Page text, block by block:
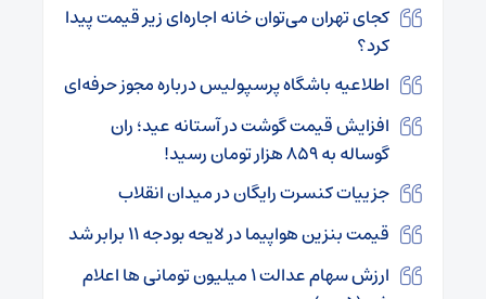
کجای تهران می‌توان خانه اجاره‌ای زیر قیمت پیدا
کرد؟
اطلاعیه باشگاه پرسپولیس درباره مجوز حرفه‌ای
افزایش قیمت گوشت در آستانه عید؛ ران
گوساله به ۸۵۹ هزار تومان رسید!
جزییات کنسرت رایگان در میدان انقلاب
قیمت بنزین هواپیما در لایحه بودجه ۱۱ برابر شد
ارزش سهام عدالت ۱ میلیون تومانی ها اعلام